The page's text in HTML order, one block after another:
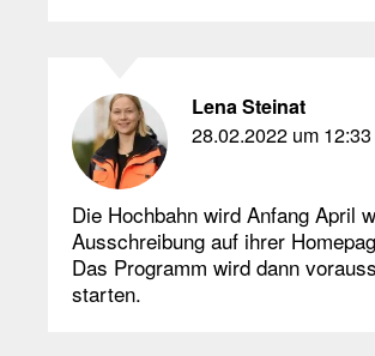
Lena Steinat
28.02.2022 um
Die Hochbahn wird Anfang April
Ausschreibung auf ihrer
Das Programm wird dann
starten.